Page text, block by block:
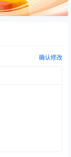
确认修改